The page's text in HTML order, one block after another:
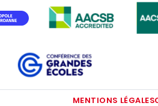
IMAGE
MENTIONS LÉGALES